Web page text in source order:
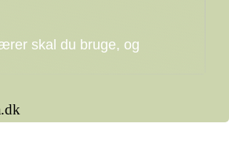
skal du bruge, og